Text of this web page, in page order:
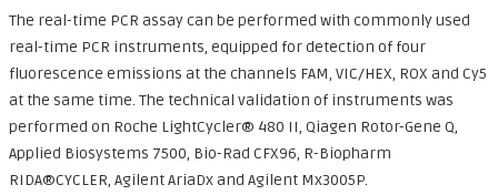
The real-time PCR assay can be performed with commonly used
real-time PCR instruments, equipped for detection of four
fluorescence emissions at the channels FAM, VIC/HEX, ROX and Cy5
at the same time. The technical validation of instruments was
performed on Roche LightCycler® 480 II, Qiagen Rotor-Gene Q,
Applied Biosystems 7500, Bio-Rad CFX96, R-Biopharm
RIDA®CYCLER, Agilent AriaDx and Agilent Mx3005P.